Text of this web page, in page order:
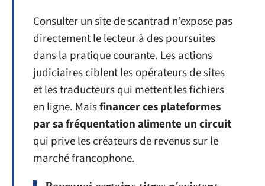
Consulter un site de scantrad n’expose pas
directement le lecteur à des poursuites
dans la pratique courante. Les actions
judiciaires ciblent les opérateurs de sites
et les traducteurs qui mettent les fichiers
en ligne. Maisfinancer ces plateformes
par sa fréquentation alimente un circuit
qui prive les créateurs de revenus sur le
marché francophone.